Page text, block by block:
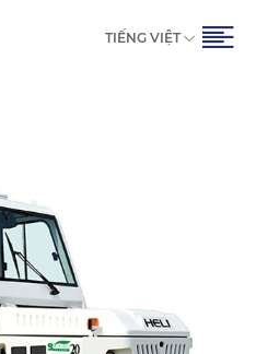
TIẾNG VIỆT